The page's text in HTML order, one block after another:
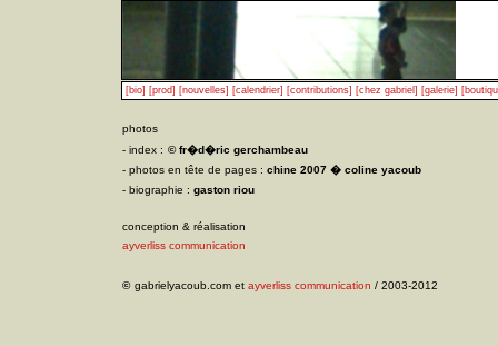
[bio] [prod] [nouvelles] [calendrier] [contributions] [chez gabriel] [galerie]
photos
- index : © fr�d�ric gerchambeau
- photos en tête de pages : chine 2007 � coline yacoub
- biographie : gaston riou
conception & réalisation
ayverliss communication
© gabrielyacoub.com et ayverliss communication / 2003-2012